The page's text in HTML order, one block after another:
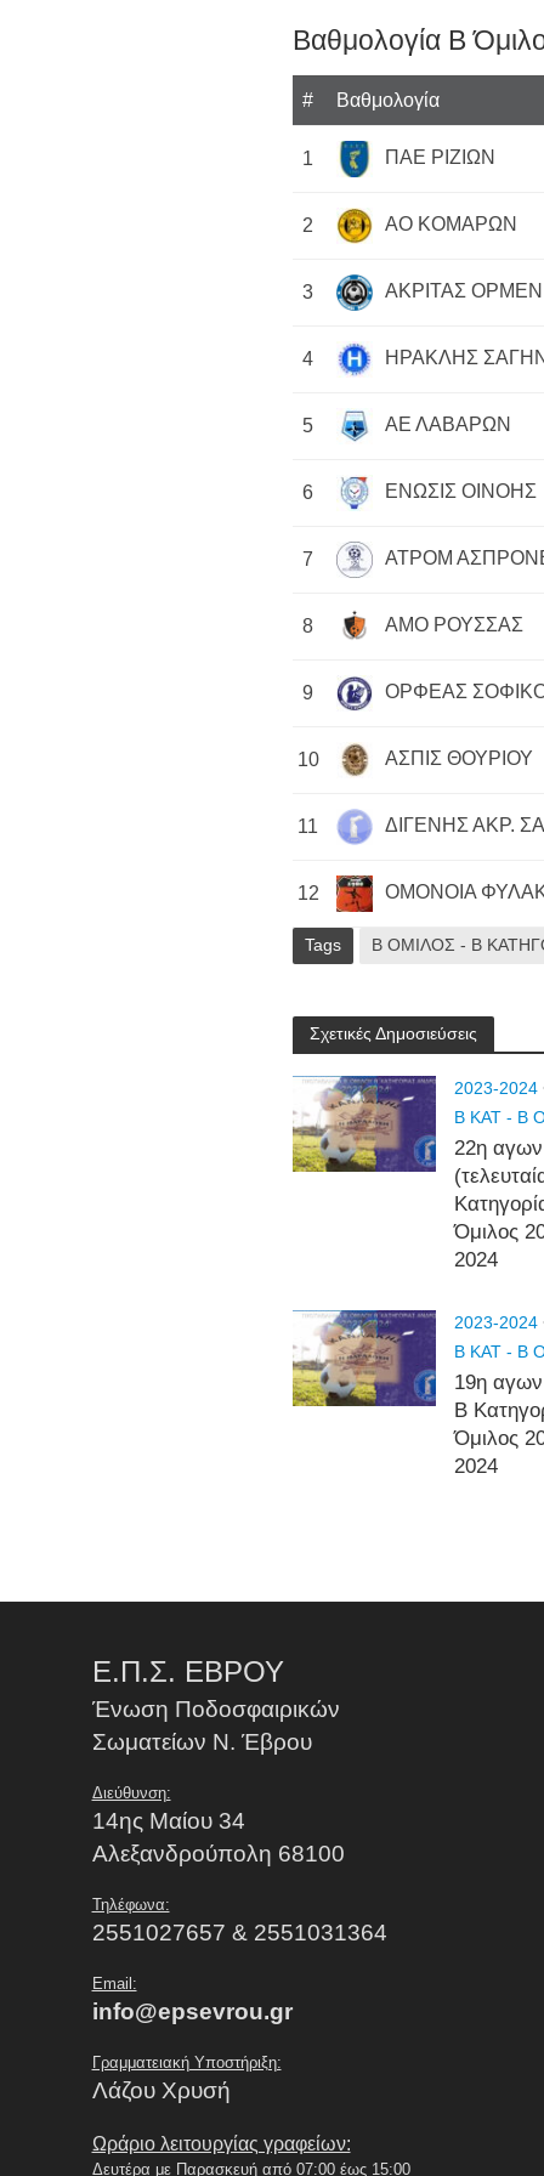
Βαθμολογία Β
# Βαθμολογία
1 ΠΑΕ ΡΙΖΙΩΝ
2 ΑΟ ΚΟΜΑΡΩΝ
3 ΑΚΡΙΤΑΣ
4 ΗΡΑΚΛΗΣ
5 ΑΕ ΛΑΒΑΡΩΝ
6 ΕΝΩΣΙΣ ΟΙΝΟΗΣ
7 ΑΤΡΟΜ
8 ΑΜΟ ΡΟΥΣΣΑΣ
9 ΟΡΦΕΑΣ
10 ΑΣΠΙΣ ΘΟΥΡΙΟΥ
11 ΔΙΓΕΝΗΣ ΑΚΡ.
12 ΟΜΟΝΟΙΑ
Tags Β ΟΜΙΛΟΣ - Β
Σχετικές Δημοσιεύσεις
2023-2024
Β ΚΑΤ - Β
22η
Όμιλος
2024
2023-2024
Β ΚΑΤ - Β
19η
Β
Όμιλος
2024
Ε.Π.Σ. ΕΒΡΟΥ
Ένωση Ποδοσφαιρικών
Σωματείων Ν. Έβρου
Διεύθυνση:
14ης Μαίου 34
Αλεξανδρούπολη 68100
Τηλέφωνα:
2551027657 & 2551031364
Email:
info@epsevrou.gr
Γραμματειακή Υποστήριξη:
Λάζου Χρυσή
Ωράριο λειτουργίας γραφείων:
Δευτέρα με Παρασκευή από 07:00 έως 15:00